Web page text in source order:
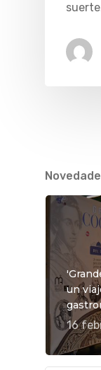
un
16